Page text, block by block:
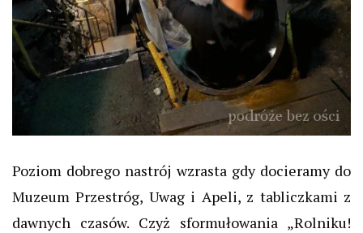
Poziom dobrego nastrój wzrasta gdy docieramy do
Muzeum Przestróg, Uwag i Apeli, z tabliczkami z
dawnych czasów. Czyż sformułowania „Rolniku!